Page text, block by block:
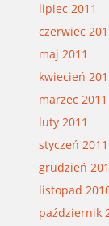
lipiec 2011
czerwiec
maj 2011
kwiecień
marzec 2011
luty 2011
styczeń 2011
grudzień
listopad
październik